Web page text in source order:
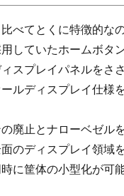
べてとくに特徴的な
していたホームボタ
スプレイパネルをさ
ルディスプレイ仕様
廃止とナローベゼル
のディスプレイ領域
に筐体の小型化が可